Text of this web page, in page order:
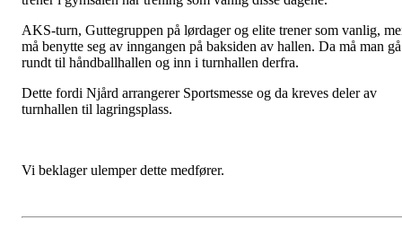
AKS-turn, Guttegruppen på lørdager og elite trener som vanlig,
må benytte seg av inngangen på baksiden av hallen. Da må man gå
rundt til håndballhallen og inn i turnhallen derfra.
Dette fordi Njård arrangerer Sportsmesse og da kreves deler av
turnhallen til lagringsplass.
Vi beklager ulemper dette medfører.